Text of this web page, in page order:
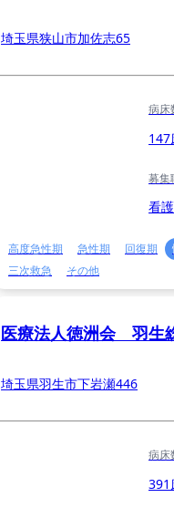
埼玉県狭山市加佐志65
病床
147
募集
看
高度急性期 急性期 回復期
三次救急
その他
医療法人徳洲会 羽生
埼玉県羽生市下岩瀬446
病床
391